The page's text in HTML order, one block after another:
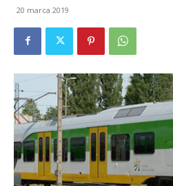
20 marca 2019